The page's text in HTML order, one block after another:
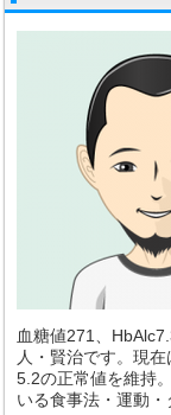
血糖値271、
人・賢治です。現
5.2の正常値を維持
いる食事法・運動